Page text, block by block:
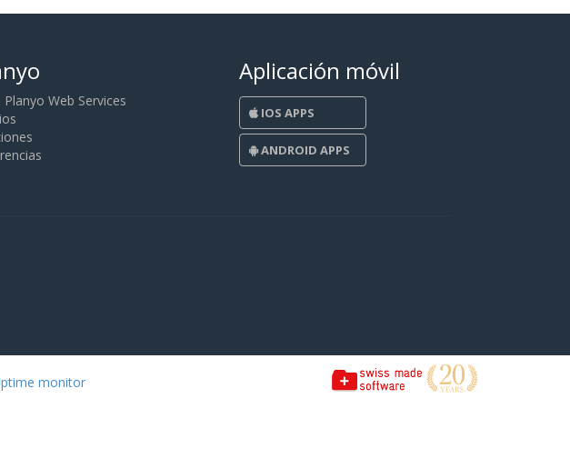
Planyo Web Services
Aplicación móvil
IOS APPS
ANDROID APPS
monitor